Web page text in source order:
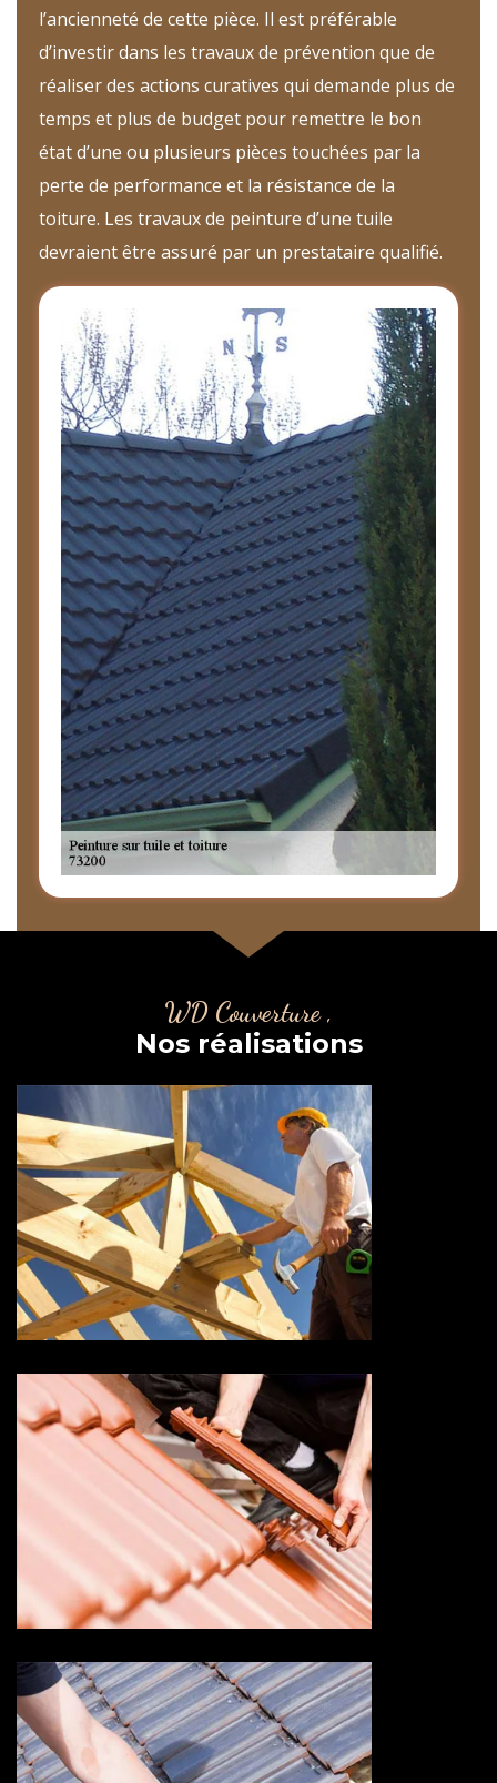
l’ancienneté de cette pièce. Il est préférable
d’investir dans les travaux de prévention que de
réaliser des actions curatives qui demande plus de
temps et plus de budget pour remettre le bon
état d’une ou plusieurs pièces touchées par la
perte de performance et la résistance de la
toiture. Les travaux de peinture d’une tuile
devraient être assuré par un prestataire qualifié.
WD Couverture ,
Nos réalisations
Couvreur charpentier 73
Savoie
Devis changement de tuile 73
Savoie